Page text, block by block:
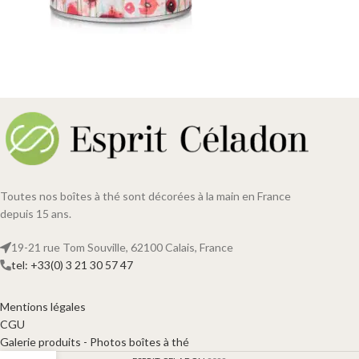
Toutes nos boîtes à thé sont décorées à la main en France
depuis 15 ans.
19-21 rue Tom Souville, 62100 Calais, France
tel: +33(0) 3 21 30 57 47
Mentions légales
CGU
Galerie produits - Photos boîtes à thé